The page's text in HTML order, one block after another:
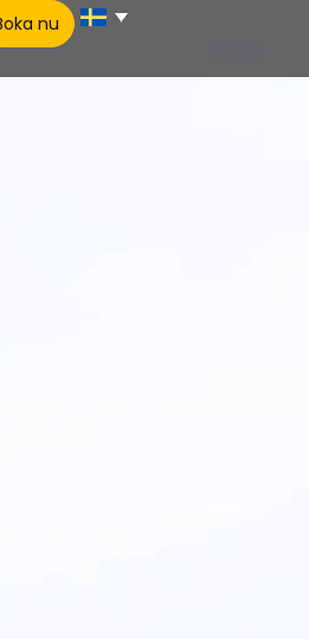
nu